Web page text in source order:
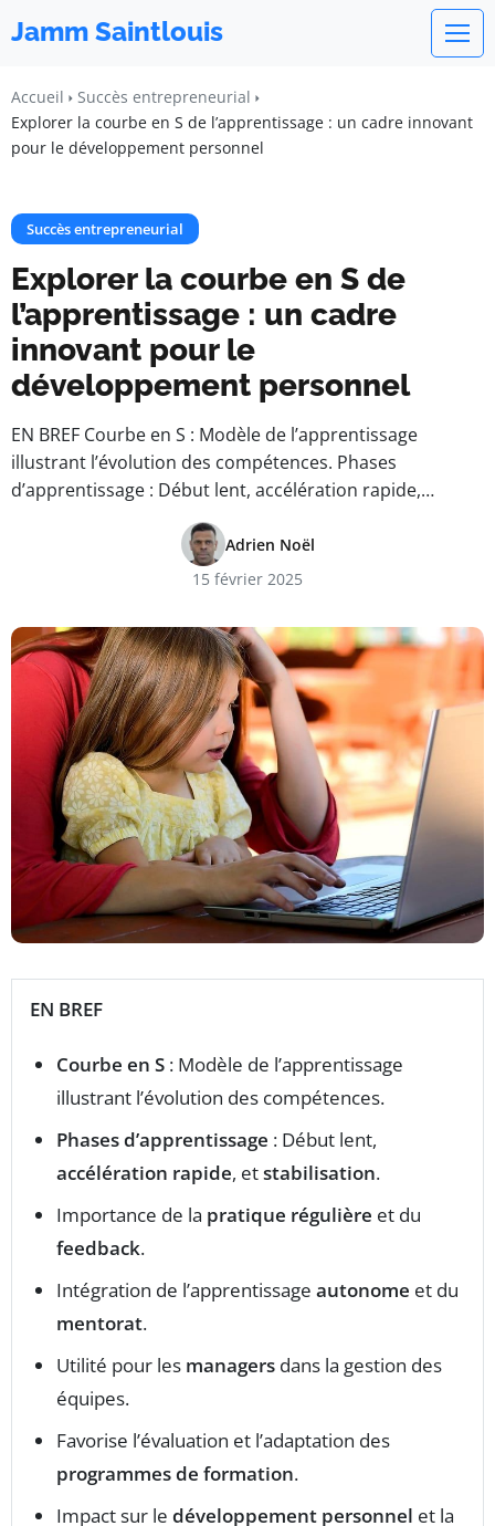
Jamm Saintlouis
Accueil
Succès entrepreneurial
Explorer la courbe en S de l’apprentissage : un cadre innovant
pour le développement personnel
Succès entrepreneurial
Explorer la courbe en S de
l’apprentissage : un cadre
innovant pour le
développement personnel
EN BREF Courbe en S : Modèle de l’apprentissage
illustrant l’évolution des compétences. Phases
d’apprentissage : Début lent, accélération rapide,…
Adrien Noël
15 février 2025
EN BREF
Courbe en S : Modèle de l’apprentissage
illustrant l’évolution des compétences.
Phases d’apprentissage : Début lent,
accélération rapide, etstabilisation.
Importance de la pratique régulière et du
feedback.
Intégration de l’apprentissage autonome et du
mentorat.
Utilité pour les managers dans la gestion des
équipes.
Favorise l’évaluation et l’adaptation des
programmes de formation.
Impact sur le développement personnel et la